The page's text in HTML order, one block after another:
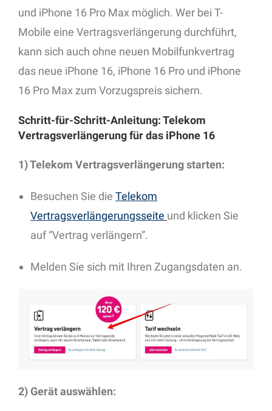
und iPhone 16 Pro Max möglich. Wer bei T-
Mobile eine Vertragsverlängerung durchführt,
kann sich auch ohne neuen Mobilfunkvertrag
das neue iPhone 16, iPhone 16 Pro und iPhone
16 Pro Max zum Vorzugspreis sichern.
Schritt-für-Schritt-Anleitung: Telekom
Vertragsverlängerung für das iPhone 16
1) Telekom Vertragsverlängerung starten:
Besuchen Sie die Telekom
Vertragsverlängerungsseite und klicken Sie
auf “Vertrag verlängern”.
Melden Sie sich mit Ihren Zugangsdaten an.
2) Gerät auswählen: